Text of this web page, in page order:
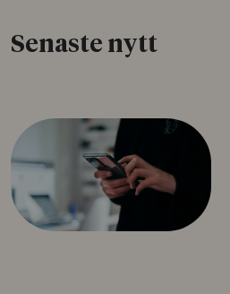
Senaste nytt